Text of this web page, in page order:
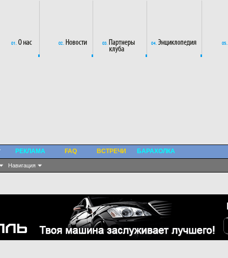
Навигация
РЕКЛАМА FAQ ВСТРЕЧИ БАРАХОЛКА